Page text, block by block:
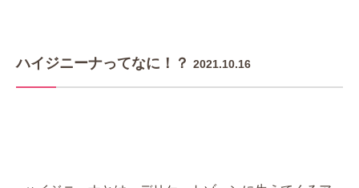
ハイジニーナってなに！？ 2021.10.16